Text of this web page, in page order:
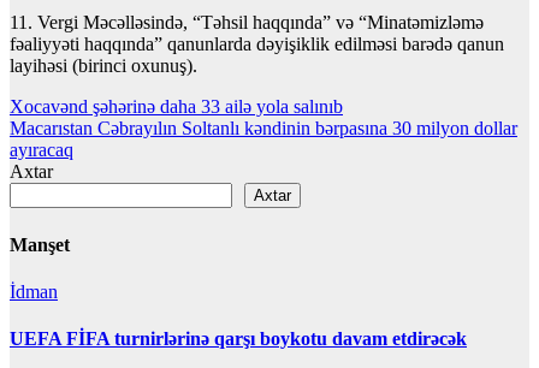
11. Vergi Məcəlləsində, “Təhsil haqqında” və “Minatəmizləmə
fəaliyyəti haqqında” qanunlarda dəyişiklik edilməsi barədə qanun
layihəsi (birinci oxunuş).
Yazı
naviqasiyası
Xocavənd şəhərinə daha 33 ailə yola salınıb
Macarıstan Cəbrayılın Soltanlı kəndinin bərpasına 30 milyon dollar
ayıracaq
Axtar
Axtar
Manşet
İdman
UEFA FİFA turnirlərinə qarşı boykotu davam etdirəcək